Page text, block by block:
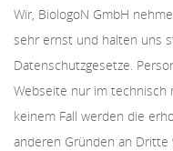
Wir, BiologoN GmbH
sehr ernst und halten uns
Datenschutzgesetze.
Webseite nur im technisch
keinem Fall werden die
anderen Gründen an Dritte